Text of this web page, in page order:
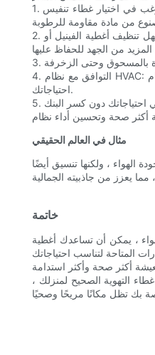
1. المتانة المادية: يجب أن تكون مادة غطاء فتحة التهوية متينة وقادرة على تحمل الظروف في منطقتك. على سبيل المثال ، إذا كنت تعيش في مكان به الكثير من المطر أو الرطوبة ، فقد ترغب في اختيار غطاء تنفيس
2. سهولة التنظيف: سيكون غطاء تنفيس سهل التنظيف والصيانة أكثر عملية وفعالية من حيث التكلفة على المدى الطويل. من السهل تنظيف أغطية الفينيل أو PVC بشكل خاص ، في حين أن الأغطية المعدنية والمركبة قد
4. التوافق مع نظام HVAC: يجب أن يكون غطاء التهوية متوافقًا مع نظام HVAC الحالي. تم تصميم بعض أغطية التهوية للعمل مع أنواع محددة من فتحات التهوية أو أنماط تدفق الهواء ، لذلك من المهم اختيار واحد يناسب
احتياجاتك.
مثال في العالم الحقيقي
، ولكنها تنسيق أيضًا
خاتمة
، يمكن أن تساعدك أغطية
المتاحة لتناسب احتياجاتك
التهوية الصحيح لمنزلك ،